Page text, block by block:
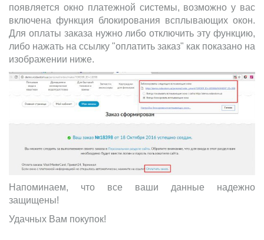
появляется окно платежной системы, возможно у вас
включена функция блокирования всплывающих окон.
Для оплаты заказа нужно либо отключить эту функцию,
либо нажать на ссылку "оплатить заказ" как показано на
изображении ниже.
Напоминаем, что все ваши данные надежно
защищены!
Удачных Вам покупок!